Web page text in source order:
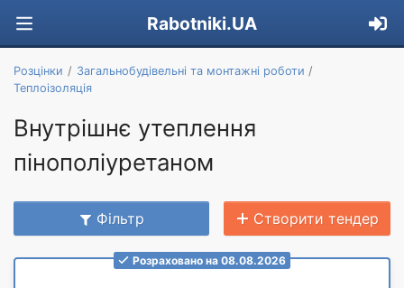
Rabotniki.UA
Розцінки
Загальнобудівельні та монтажні роботи
Теплоізоляція
Внутрішнє утеплення
пінополіуретаном
Фільтр Створити тендер
Розраховано на 08.08.2026